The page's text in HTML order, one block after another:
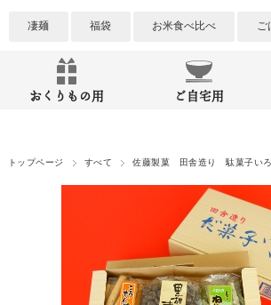
凄麺 福袋 お米食べ比べ ご
おくりもの用 ご自宅用
トップページ すべて 佐藤製菓 田舎造り 駄菓子い